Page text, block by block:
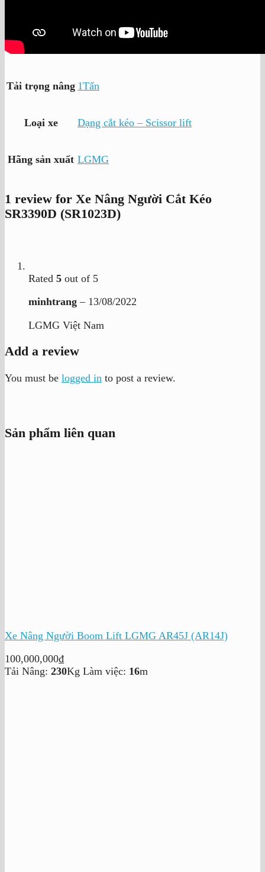
Tải trọng nâng 1Tấn
Loại xe Dạng cắt kéo – Scissor lift
Hãng sản xuất LGMG
1 review for Xe Nâng Người Cắt Kéo
SR3390D (SR1023D)
Rated 5 out of 5
minhtrang– 13/08/2022
LGMG Việt Nam
Add a review
You must be logged in to post a review.
Sản phẩm liên quan
Xe Nâng Người Boom Lift LGMG AR45J (AR14J)
100,000,000₫
Tải Nâng: 230Kg Làm việc: 16m